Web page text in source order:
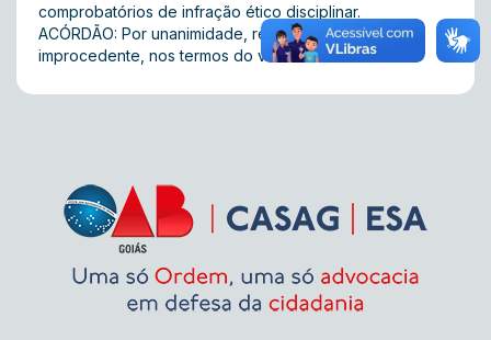
comprobatórios de infração ético disciplinar.
ACÓRDÃO: Por unanimidade, representação julgada
improcedente, nos termos do voto do relator.